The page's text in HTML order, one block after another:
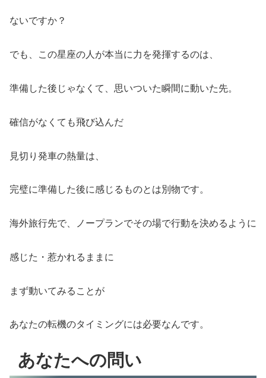
ないですか？
でも、この星座の人が本当に力を発揮するのは、
準備した後じゃなくて、思いついた瞬間に動いた先。
確信がなくても飛び込んだ
見切り発車の熱量は、
完璧に準備した後に感じるものとは別物です。
海外旅行先で、ノープランでその場で行動を決めるように
感じた・惹かれるままに
まず動いてみることが
あなたの転機のタイミングには必要なんです。
あなたへの問い